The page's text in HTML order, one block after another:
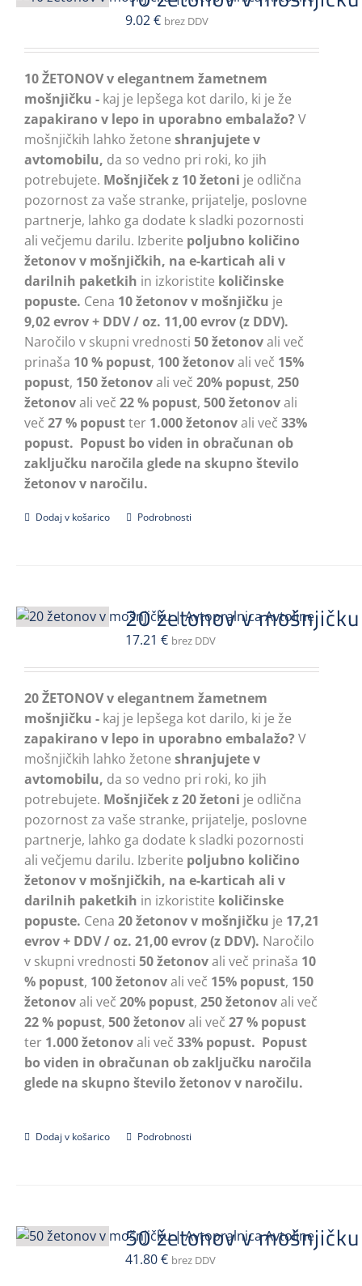
9.02€ brez DDV
10 ŽETONOV v elegantnem žametnem
mošnjičku - kaj je lepšega kot darilo, ki je že
zapakirano v lepo in uporabno embalažo? V
mošnjičkih lahko žetone shranjujete v
avtomobilu, da so vedno pri roki, ko jih
potrebujete. Mošnjiček z 10 žetoni je odlična
pozornost za vaše stranke, prijatelje, poslovne
partnerje, lahko ga dodate k sladki pozornosti
ali večjemu darilu. Izberite poljubno količino
žetonov v mošnjičkih, na e-karticah ali v
darilnih paketkih in izkoristite količinske
popuste. Cena 10 žetonov v mošnjičku je
9,02evrov + DDV / oz. 11,00 evrov (z DDV).
Naročilo v skupni vrednosti 50 žetonovali več
prinaša 10 % popust, 100 žetonovali več 15%
popust, 150 žetonovali več 20% popust, 250
žetonovali več 22 % popust, 500 žetonovali
več 27 % popustter 1.000 žetonovali več 33%
popust. Popust bo viden in obračunan ob
zaključku naročila glede na skupno število
žetonov v naročilu.
Dodaj v košarico Podrobnosti
20 žetonov v mošnjičku
17.21 € brez DDV
20 ŽETONOV v elegantnem žametnem
mošnjičku - kaj je lepšega kot darilo, ki je že
zapakirano v lepo in uporabno embalažo? V
mošnjičkih lahko žetone shranjujete v
avtomobilu, da so vedno pri roki, ko jih
potrebujete. Mošnjiček z 20 žetoni je odlična
pozornost za vaše stranke, prijatelje, poslovne
partnerje, lahko ga dodate k sladki pozornosti
ali večjemu darilu. Izberite poljubno količino
žetonov v mošnjičkih, na e-karticah ali v
darilnih paketkih in izkoristite količinske
popuste. Cena 20 žetonov v mošnjičku je 17,21
evrov + DDV / oz. 21,00 evrov (z DDV). Naročilo
v skupni vrednosti 50 žetonovali več prinaša 10
% popust, 100 žetonovali več 15% popust, 150
žetonovali več 20% popust, 250 žetonovali več
22 % popust, 500 žetonovali več 27 % popust
ter 1.000 žetonovali več 33% popust. Popust
bo viden in obračunan ob zaključku naročila
glede na skupno število žetonov v naročilu.
Dodaj v košarico Podrobnosti
50 žetonov v mošnjičku
41.80€ brez DDV